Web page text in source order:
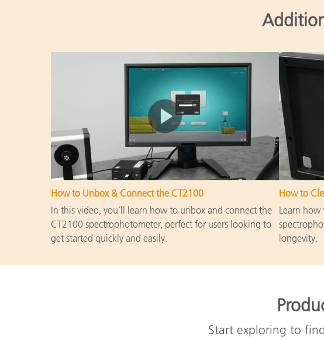
How to Unbox & Connect the CT2100
In this video, you’ll learn how to unbox and connect the
CT2100 spectrophotometer, perfect for users looking to
get started quickly and easily.
How to
Learn how
longevity.
Start exploring to